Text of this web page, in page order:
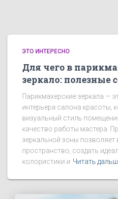
ЭТО ИНТЕРЕСНО
Для чего в
зеркало: полезные
Парикмахерские зеркала —
интерьера салона красоты,
визуальный стиль
качество работы мастера.
зеркальной зоны
пространство, создать
колористики и Читать